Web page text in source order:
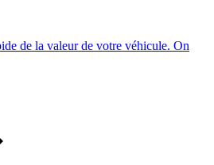
de la valeur de votre véhicule. On